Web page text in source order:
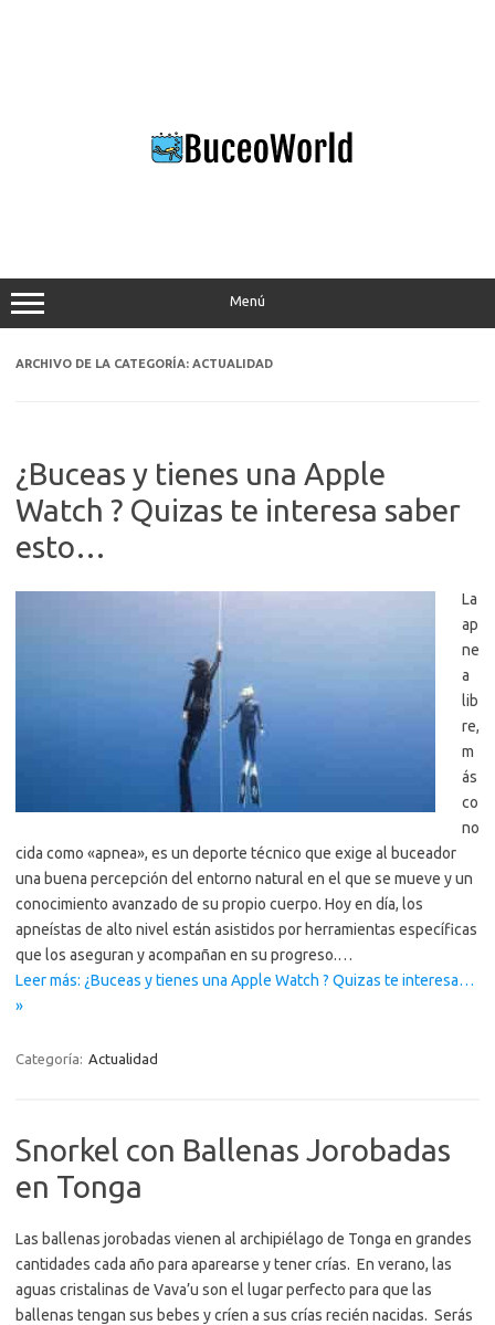
Menú
ARCHIVO DE LA CATEGORÍA: ACTUALIDAD
¿Buceas y tienes una Apple
Watch ? Quizas te interesa saber
esto…
La
ap
ne
a
lib
re,
m
ás
co
no
cida como «apnea», es un deporte técnico que exige al buceador
una buena percepción del entorno natural en el que se mueve y un
conocimiento avanzado de su propio cuerpo. Hoy en día, los
apneístas de alto nivel están asistidos por herramientas específicas
que los aseguran y acompañan en su progreso.…
Leer más: ¿Buceas y tienes una Apple Watch ? Quizas te interesa…
»
Categoría: Actualidad
Snorkel con Ballenas Jorobadas
en Tonga
Las ballenas jorobadas vienen al archipiélago de Tonga en grandes
cantidades cada año para aparearse y tener crías. En verano, las
aguas cristalinas de Vava’u son el lugar perfecto para que las
ballenas tengan sus bebes y críen a sus crías recién nacidas. Serás